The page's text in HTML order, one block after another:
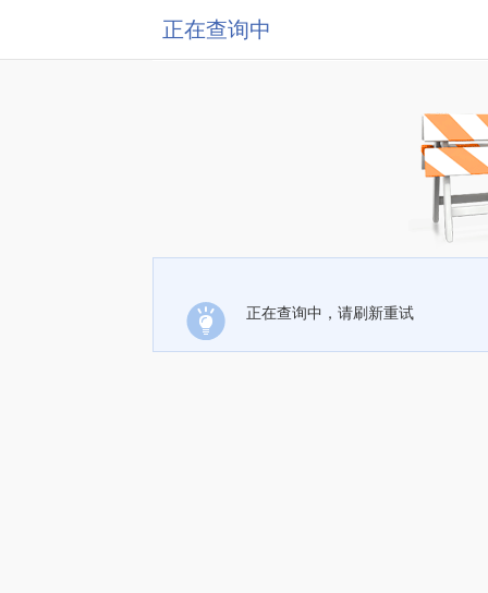
正在查询中
正在查询中，请刷新重试